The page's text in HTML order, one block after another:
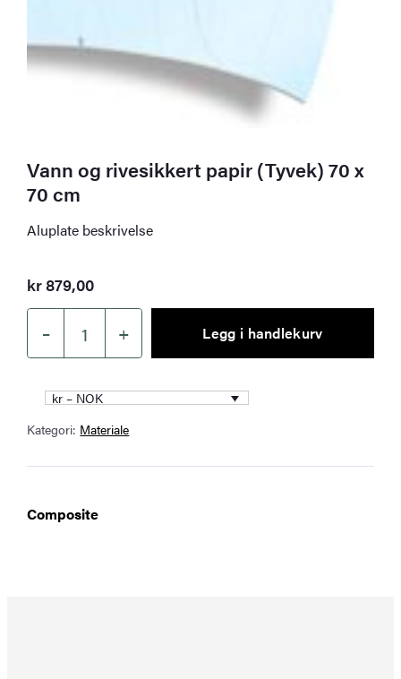
Vann og rivesikkert papir (Tyvek) 70 x
70 cm
Aluplate beskrivelse
kr879,00
–
rivesikkert
papir
(Tyvek)
cm
+ Legg i handlekurv
kr – NOK
Kategori: Materiale
Composite